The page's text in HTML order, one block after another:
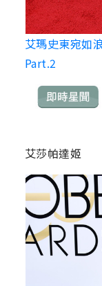
艾瑪史東宛如
Part.2
艾莎帕達姬